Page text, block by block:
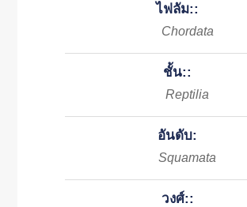
ไฟลัม::
Chordata
ชั้น::
Reptilia
อันดับ:
Squamata
วงศ์::